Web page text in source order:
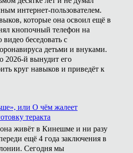
интернет-пользователем.
которые она освоил ещё в
кнопочный телефон на
беседовать с
детьми и внуками.
2026-й вынудит его
круг навыков и приведёт к
или О чём жалеет
теракта
живёт в Кинешме и ни разу
ещё 4 года заключения в
Сегодня мы